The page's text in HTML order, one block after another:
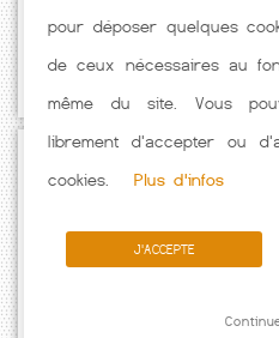
hors assurance. Taux crédit
caractéristiques de l'emprunteur.
pour déposer quelques
de ceux nécessaires au
même du site. Vous
librement d'accepter ou
cookies.
Plus d'infos
J'ACCEPTE